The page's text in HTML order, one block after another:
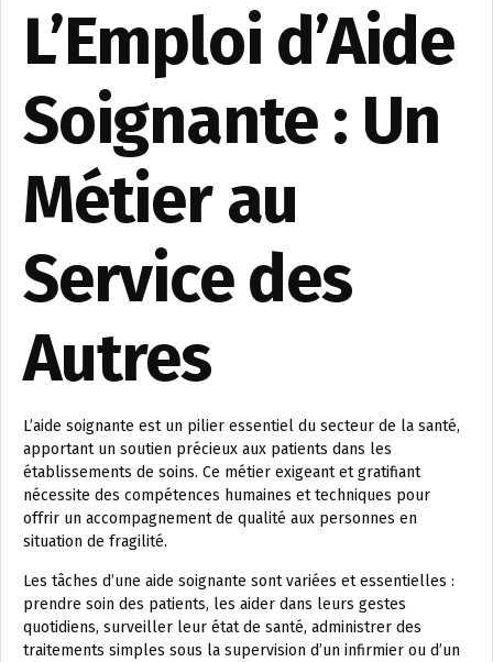
L’Emploi d’Aide
Soignante : Un
Métier au
Service des
Autres
L’aide soignante est un pilier essentiel du secteur de la santé,
apportant un soutien précieux aux patients dans les
établissements de soins. Ce métier exigeant et gratifiant
nécessite des compétences humaines et techniques pour
offrir un accompagnement de qualité aux personnes en
situation de fragilité.
Les tâches d’une aide soignante sont variées et essentielles :
prendre soin des patients, les aider dans leurs gestes
quotidiens, surveiller leur état de santé, administrer des
traitements simples sous la supervision d’un infirmier ou d’un